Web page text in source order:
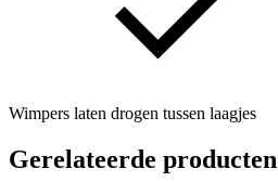
Wimpers laten drogen tussen laagjes
Gerelateerde producten